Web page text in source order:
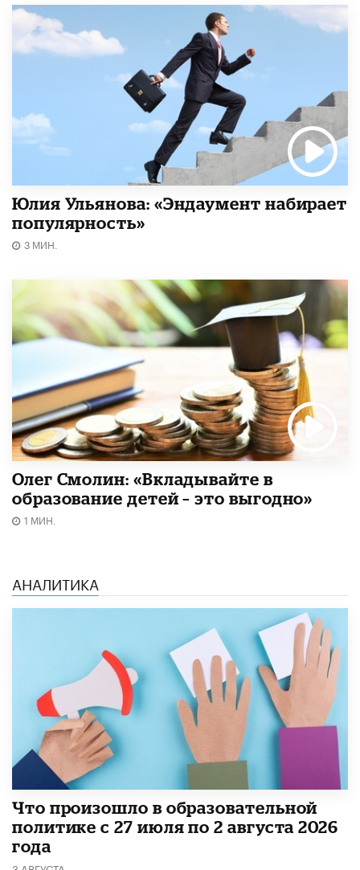
Юлия Ульянова: «Эндаумент набирает
популярность»
3 МИН.
Олег Смолин: «Вкладывайте в
образование детей – это выгодно»
1 МИН.
АНАЛИТИКА
​Что произошло в образовательной
политике с 27 июля по 2 августа 2026
года